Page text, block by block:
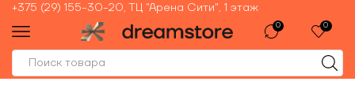
+375 (29) 155-30-20, ТЦ "Арена Сити", 1 этаж
0 0